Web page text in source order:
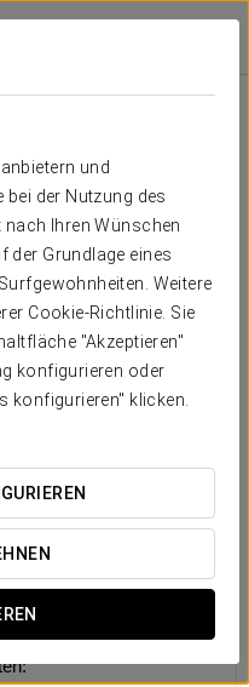
und
der Nutzung des
Ihren Wünschen
der Grundlage eines
Weitere
Cookie-Richtlinie. Sie
"Akzeptieren"
konfigurieren oder
konfigurieren" klicken.
im Hotel Exe Las
natürlichen Umgebung
für eine Vielzahl